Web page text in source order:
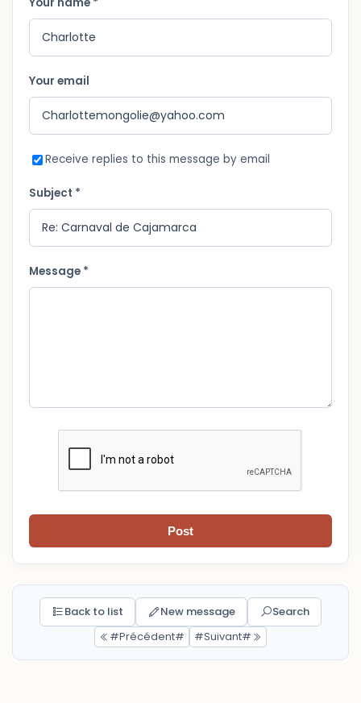
Your email
Receive replies to this message by email
Subject *
Message *
Post
Back to list New message
Search
#Précédent#
#Suivant#